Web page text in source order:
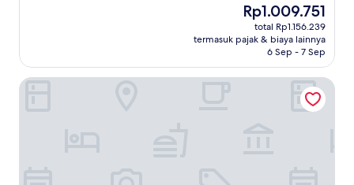
Harga
sekarang
Rp1.009.751
Rp1.009.751
total Rp1.156.239
termasuk pajak & biaya lainnya
6 Sep - 7 Sep
B&B HOTEL Lyon Vénissieux